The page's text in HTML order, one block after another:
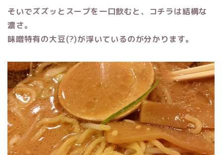
そいでズズッとスープを一口飲むと、コチラは結構な
濃さ。
味噌特有の大豆(?)が浮いているのが分かります。